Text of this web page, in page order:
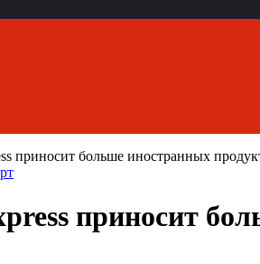
приносит больше иностранных
приносит